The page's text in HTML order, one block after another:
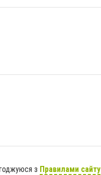
з Правилами сайту